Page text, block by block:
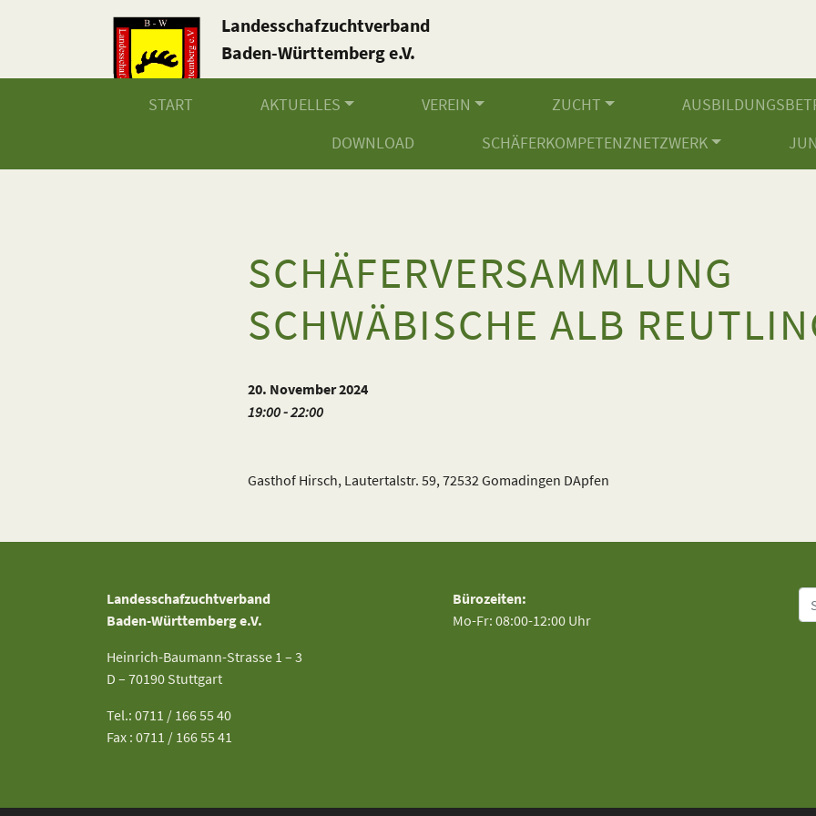
Landesschafzuchtverband
Baden-Württemberg e.V.
START AKTUELLES VEREIN ZUCHT
DOWNLOAD
SCHÄFERKOMPETENZNETZWERK
SCHÄFERVERSAMMLUNG
SCHWÄBISCHE ALB
20. November 2024
19:00 - 22:00
Gasthof Hirsch, Lautertalstr. 59, 72532 Gomadingen DApfen
Landesschafzuchtverband
Baden-Württemberg e.V.
Heinrich-Baumann-Strasse 1 – 3
D – 70190 Stuttgart
Tel.: 0711 / 166 55 40
Fax : 0711 / 166 55 41
Bürozeiten:
Mo-Fr: 08:00-12:00 Uhr